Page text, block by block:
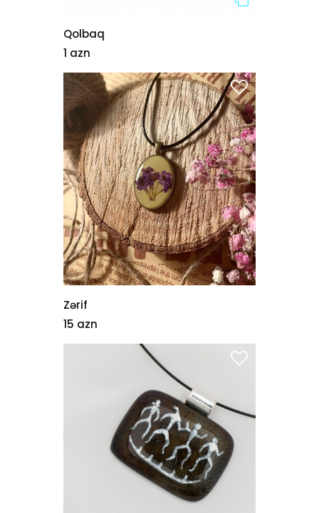
Qolbaq
1 azn
Zərif
15 azn